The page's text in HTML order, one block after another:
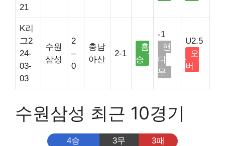
21
K리
그2
24-
03-
03
수원
삼성
2
–
0
충남
아산
2-1
홈
승
-1
핸
디
무
U2.5
오
버
수원삼성 최근 10경기
4승 3무 3패